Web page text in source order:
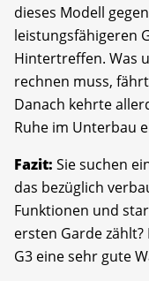
dieses Modell
leistungsfähigeren
Hintertreffen. Was
rechnen muss,
Danach kehrte
Ruhe im Unterbau
Fazit: Sie suchen
das bezüglich
Funktionen und
ersten Garde zählt?
G3 eine sehr gute